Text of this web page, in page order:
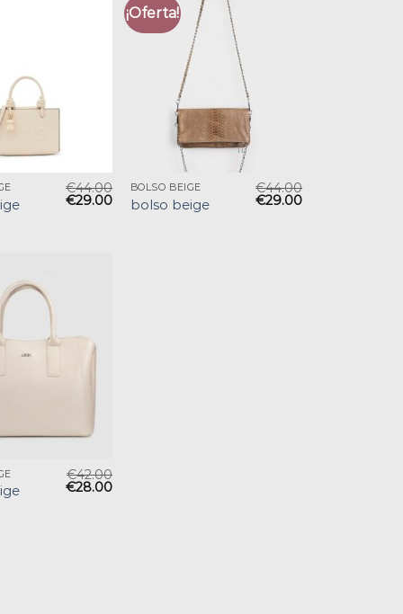
€44.00
€29.00
¡Oferta!
BOLSO BEIGE
bolso beige
€44.00
€29.00
€42.00
€28.00